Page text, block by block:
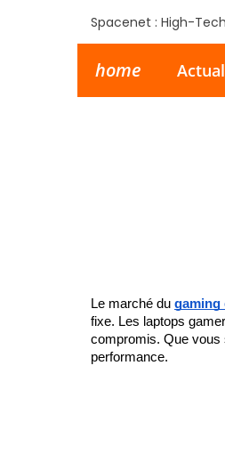
Spacenet : High-
home
Le marché du gaming
fixe. Les laptops
compromis. Que vous
performance.